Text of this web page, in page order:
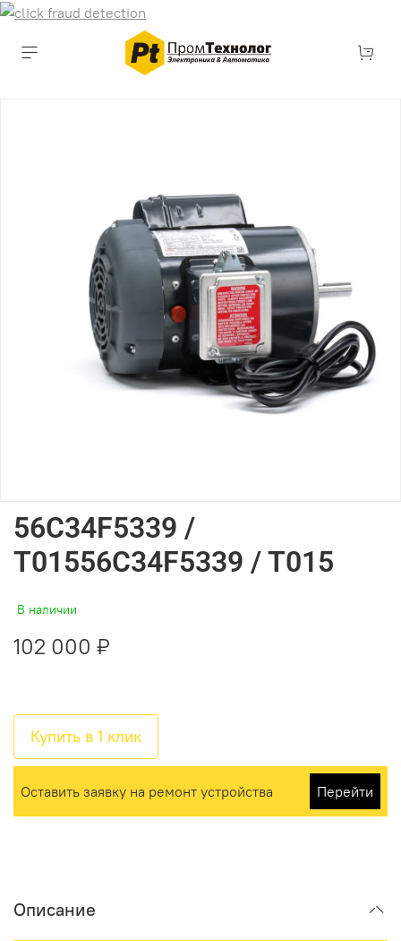
56C34F5339 /
T01556C34F5339 / T015
В наличии
102 000 ₽
Купить в 1 клик
Оставить заявку на ремонт устройства Перейти
Описание